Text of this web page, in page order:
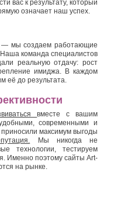
вас к результату, который
означает наш успех.
— мы создаем работающие
команда специалистов
реальную отдачу: рост
имиджа. В каждом
её до результата.
вместе с вашим
современными и
максимум выгоды
Мы никогда не
технологии, тестируем
Именно поэтому сайты Art-
на рынке.